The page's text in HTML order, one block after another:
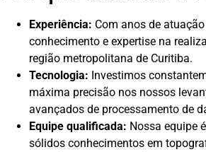
Experiência: Com anos de
conhecimento e expertise na
região metropolitana de Curitiba.
Tecnologia: Investimos
máxima precisão nos nossos
avançados de processamento de
Equipe qualificada: Nossa equipe
sólidos conhecimentos em